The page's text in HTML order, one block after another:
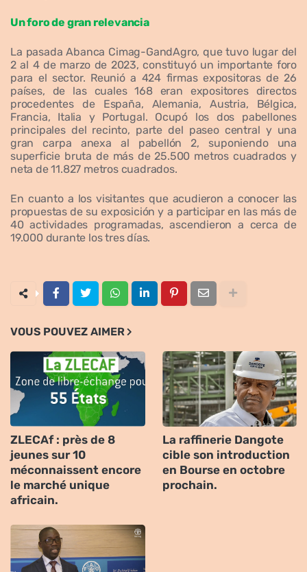
Un foro de gran relevancia
La pasada Abanca Cimag-GandAgro, que tuvo lugar del
2 al 4 de marzo de 2023, constituyó un importante foro
para el sector. Reunió a 424 firmas expositoras de 26
países, de las cuales 168 eran expositores directos
procedentes de España, Alemania, Austria, Bélgica,
Francia, Italia y Portugal. Ocupó los dos pabellones
principales del recinto, parte del paseo central y una
gran carpa anexa al pabellón 2, suponiendo una
superficie bruta de más de 25.500 metros cuadrados y
neta de 11.827 metros cuadrados.
En cuanto a los visitantes que acudieron a conocer las
propuestas de su exposición y a participar en las más de
40 actividades programadas, ascendieron a cerca de
19.000 durante los tres días.
VOUS POUVEZ AIMER
ZLECAf : près de 8
jeunes sur 10
méconnaissent encore
le marché unique
africain.
La raffinerie Dangote
cible son introduction
en Bourse en octobre
prochain.